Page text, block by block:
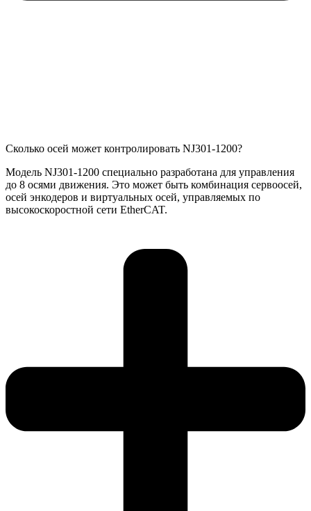
Сколько осей может контролировать NJ301-1200?
Модель NJ301-1200 специально разработана для управления
до 8 осями движения. Это может быть комбинация сервоосей,
осей энкодеров и виртуальных осей, управляемых по
высокоскоростной сети EtherCAT.